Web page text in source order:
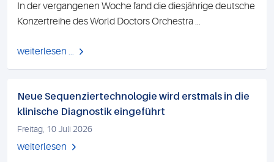
In der vergangenen Woche fand die diesjährige deutsche
Konzertreihe des World Doctors Orchestra ...
weiterlesen ...
Neue Sequenziertechnologie wird erstmals in die
klinische Diagnostik eingeführt
Freitag, 10 Juli 2026
weiterlesen